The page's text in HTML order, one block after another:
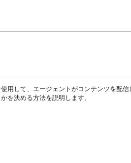
して、エージェントがコンテンツを配
を決める方法を説明します。